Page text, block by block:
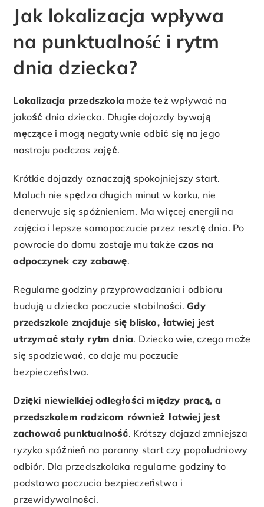
Jak lokalizacja wpływa
na punktualność i rytm
dnia dziecka?
Lokalizacja przedszkola może też wpływać na
jakość dnia dziecka. Długie dojazdy bywają
męczące i mogą negatywnie odbić się na jego
nastroju podczas zajęć.
Krótkie dojazdy oznaczają spokojniejszy start.
Maluch nie spędza długich minut w korku, nie
denerwuje się spóźnieniem. Ma więcej energii na
zajęcia i lepsze samopoczucie przez resztę dnia. Po
powrocie do domu zostaje mu takżeczas na
odpoczynek czy zabawę.
Regularne godziny przyprowadzania i odbioru
budują u dziecka poczucie stabilności.Gdy
przedszkole znajduje się blisko, łatwiej jest
utrzymać stały rytm dnia. Dziecko wie, czego może
się spodziewać, co daje mu poczucie
bezpieczeństwa.
Dzięki niewielkiej odległości między pracą, a
przedszkolem rodzicom również łatwiej jest
zachować punktualność. Krótszy dojazd zmniejsza
ryzyko spóźnień na poranny start czy popołudniowy
odbiór. Dla przedszkolaka regularne godziny to
podstawa poczucia bezpieczeństwa i
przewidywalności.